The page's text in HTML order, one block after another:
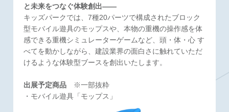
と未来をつなぐ体験創出――
キッズパークでは、7種20パーツで構成されたブロック
型モバイル遊具のモップスや、本物の重機の操作感を体
感できる重機シミュレーターゲームなど、頭・体・心 す
べてを動かしながら、建設業界の面白さに触れていただ
けるような体験型ブースを創出いたします。
出展予定商品※一部抜粋
・モバイル遊具「モップス」